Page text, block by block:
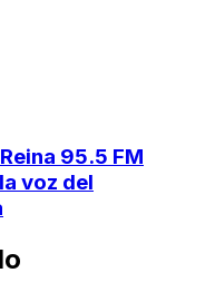
95.5 FM
voz del